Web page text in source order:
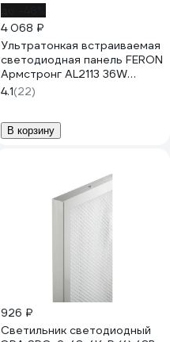
4 068 ₽
Ультратонкая встраиваемая
светодиодная панель FERON
Армстронг AL2113 36W
6500K белый, драйвер в
комплекте, 28851
4.1(22)
В корзину
926 ₽
Светильник светодиодный